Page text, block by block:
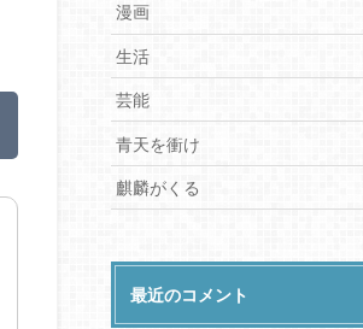
漫画
生活
芸能
青天を衝け
麒麟がくる
最近のコメント